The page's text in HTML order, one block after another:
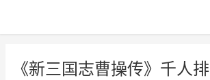
《新三国志曹操传》千人